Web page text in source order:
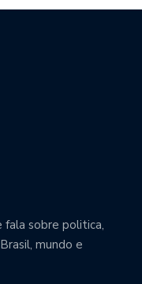
fala sobre politica,
mundo e